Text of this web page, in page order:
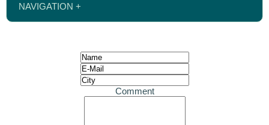
NAVIGATION +
Comment